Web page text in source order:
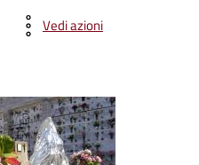
Vedi azioni